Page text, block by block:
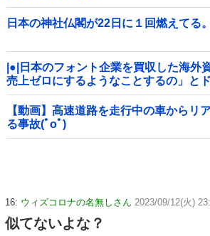
日本の神社仏閣が22日に１回燃えてる。
|●|日本のフォント企業を買収した海外
売上ゼロにするようなことするの」と
方針転換を……
【動画】高速道路を走行中の車からリ
る事故(ﾟoﾟ)
16: ウィズコロナの名無しさん 2023/09/12(火)
似てないよな？